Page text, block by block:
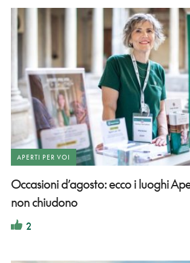
APERTI PER VOI
Occasioni d’agosto: ecco i luoghi
non chiudono
2